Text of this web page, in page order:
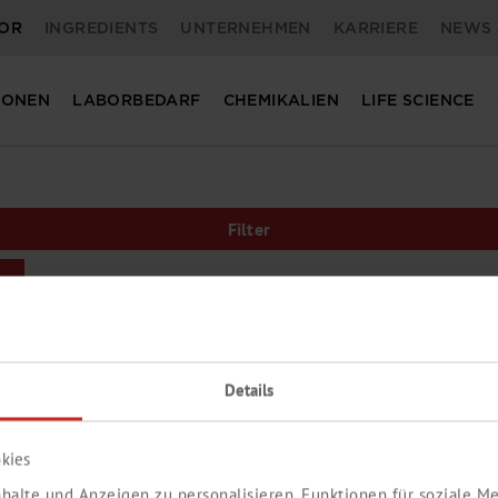
Details
INGREDIENTS UNTERNEHMEN KARRIERE NEWS
LABORBEDARF CHEMIKALIEN LIFE SCIENCE
Filter